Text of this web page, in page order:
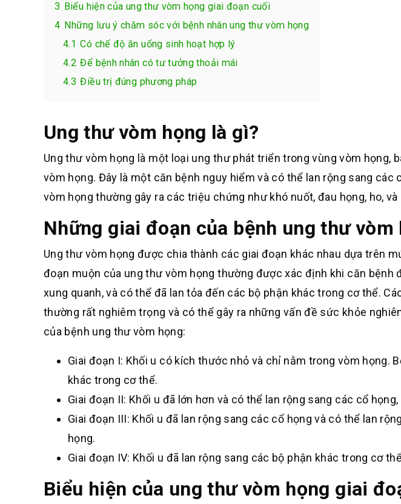
3 Biểu hiện của ung thư vòm họng giai đoạn cuối
4 Những lưu ý chăm sóc với bệnh nhân ung thư vòm họng
4.1 Có chế độ ăn uống sinh hoạt hợp lý
4.2 Để bệnh nhân có tư tưởng thoải mái
4.3 Điều trị đúng phương pháp
Ung thư vòm họng là gì?
Ung thư vòm họng là một loại ung thư phát triển trong vùng vòm họng,
vòm họng. Đây là một căn bệnh nguy hiểm và có thể lan rộng sang các
vòm họng thường gây ra các triệu chứng như khó nuốt, đau họng, ho,
Những giai đoạn của bệnh ung thư vòm
Ung thư vòm họng được chia thành các giai đoạn khác nhau dựa trên
đoạn muộn của ung thư vòm họng thường được xác định khi căn bệnh
xung quanh, và có thể đã lan tỏa đến các bộ phận khác trong cơ thể.
thường rất nghiêm trọng và có thể gây ra những vấn đề sức khỏe
của bệnh ung thư vòm họng:
Giai đoạn I: Khối u có kích thước nhỏ và chỉ nằm trong vòm họng.
khác trong cơ thể.
Giai đoạn II: Khối u đã lớn hơn và có thể lan rộng sang các cổ
Giai đoạn III: Khối u đã lan rộng sang các cổ họng và có thể lan
họng.
Giai đoạn IV: Khối u đã lan rộng sang các bộ phận khác trong cơ
Biểu hiện của ung thư vòm họng giai